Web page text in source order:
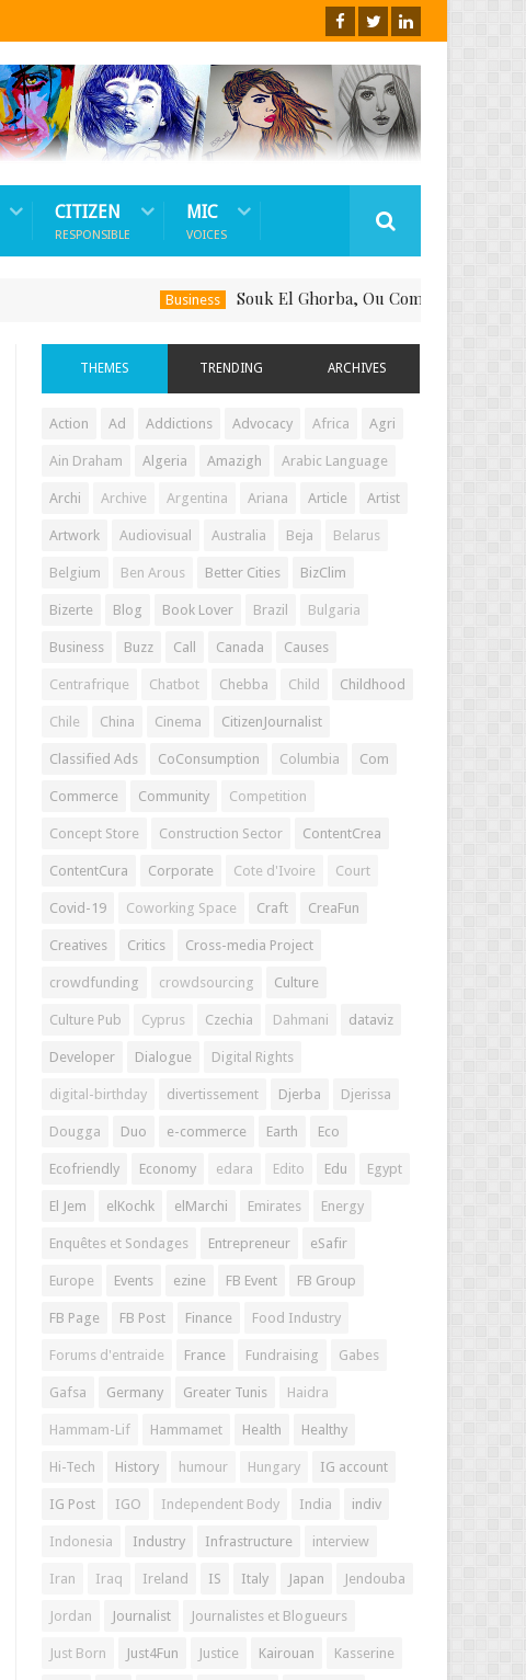
CITIZEN
RESPONSIBLE
MIC
VOICES
Souk El Ghorba, Ou Comment Soutenir Le
THEMES TRENDING ARCHIVES
Action Ad Addictions Advocacy Africa Agri
Ain Draham Algeria Amazigh Arabic Language
Archi Archive Argentina Ariana Article Artist
Artwork Audiovisual Australia Beja Belarus
Belgium Ben Arous Better Cities BizClim
Bizerte Blog Book Lover Brazil Bulgaria
Business Buzz Call Canada Causes
Centrafrique Chatbot Chebba Child Childhood
Chile China Cinema CitizenJournalist
Classified Ads CoConsumption Columbia Com
Commerce Community Competition
Concept Store Construction Sector ContentCrea
ContentCura Corporate Cote d'Ivoire Court
Covid-19 Coworking Space Craft CreaFun
Creatives Critics Cross-media Project
crowdfunding crowdsourcing Culture
Culture Pub Cyprus Czechia Dahmani dataviz
Developer Dialogue Digital Rights
digital-birthday divertissement Djerba Djerissa
Dougga Duo e-commerce Earth Eco
Ecofriendly Economy edara Edito Edu Egypt
El Jem elKochk elMarchi Emirates Energy
Enquêtes et Sondages Entrepreneur eSafir
Europe Events ezine FB Event FB Group
FB Page FB Post Finance Food Industry
Forums d'entraide France Fundraising Gabes
Gafsa Germany Greater Tunis Haidra
Hammam-Lif Hammamet Health Healthy
Hi-Tech History humour Hungary IG account
IG Post IGO Independent Body India indiv
Indonesia Industry Infrastructure interview
Iran Iraq Ireland IS Italy Japan Jendouba
Jordan Journalist Journalistes et Blogueurs
Just Born Just4Fun Justice Kairouan Kasserine